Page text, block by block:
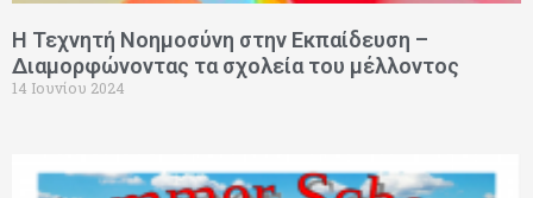
Η Τεχνητή Νοημοσύνη στην Εκπαίδευση –
Διαμορφώνοντας τα σχολεία του μέλλοντος
14 Ιουνίου 2024